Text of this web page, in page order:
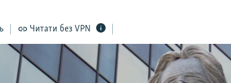
Читати без VPN